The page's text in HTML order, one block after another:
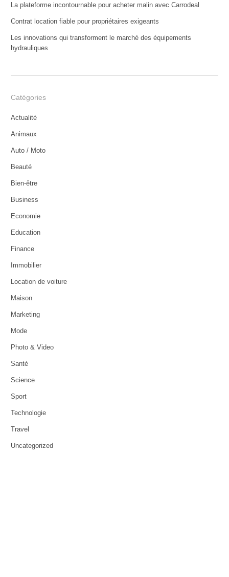
La plateforme incontournable pour acheter malin avec Carrodeal
Contrat location fiable pour propriétaires exigeants
Les innovations qui transforment le marché des équipements
hydrauliques
Catégories
Actualité
Animaux
Auto / Moto
Beauté
Bien-être
Business
Economie
Education
Finance
Immobilier
Location de voiture
Maison
Marketing
Mode
Photo & Video
Santé
Science
Sport
Technologie
Travel
Uncategorized